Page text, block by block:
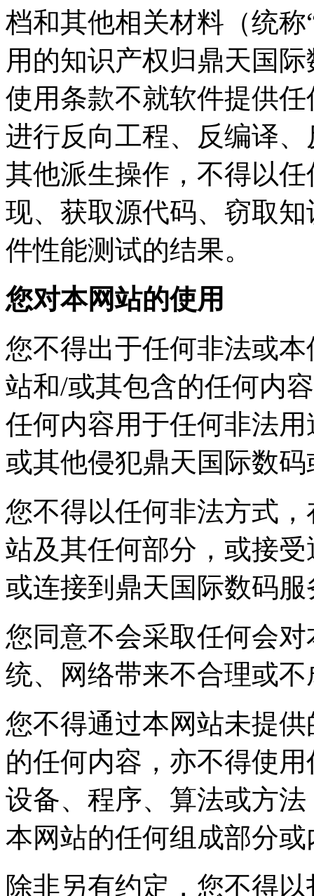
档和其他相关材料（统称“
用的知识产权归鼎天国
使用条款不就软件提供任
进行反向工程、反编译、
其他派生操作，不得
现、获取源代码、窃
件性能测试的结果。
您对本网站的使用
您不得出于任何非法或
站和/或其包含的任何内容
任何内容用于任何非法用
或其他侵犯鼎天国际数
您不得以任何非法方式
站及其任何部分，或接
或连接到鼎天国际数码
您同意不会采取任何会对
统、网络带来不合理
您不得通过本网站未提
的任何内容，亦不得使
设备、程序、算法或方法
本网站的任何组成部分或
除非另有约定，您不